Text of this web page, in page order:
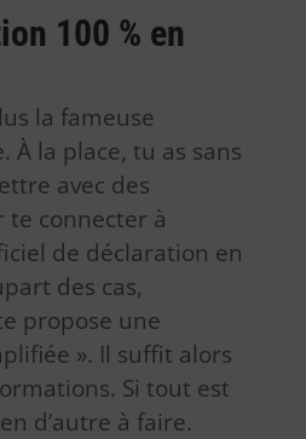
100 % en
la fameuse
À la place, tu as sans
avec des
connecter à
de déclaration en
des cas,
propose une
». Il suffit alors
Si tout est
d’autre à faire.